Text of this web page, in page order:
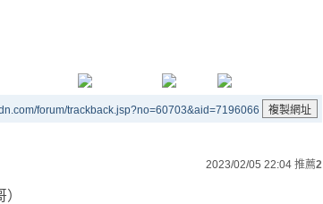
forum/trackback.jsp?no=60703&aid=7196066
2023/02/05 22:04 推薦2